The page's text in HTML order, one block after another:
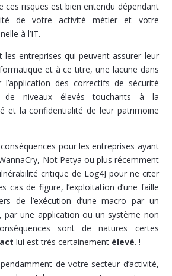
ces risques est bien entendu dépendant
de votre activité métier et votre
à l’IT.
entreprises qui peuvent assurer leur
et à ce titre, une lacune dans
des correctifs de sécurité
de niveaux élevés touchants à la
et la confidentialité de leur patrimoine
pour les entreprises ayant
Not Petya ou plus récemment
critique de Log4J pour ne citer
cas de figure, l’exploitation d’une faille
de l’exécution d’une macro par un
par une application ou un système non
sont de natures certes
lui est très certainement élevé. !
de votre secteur d’activité,